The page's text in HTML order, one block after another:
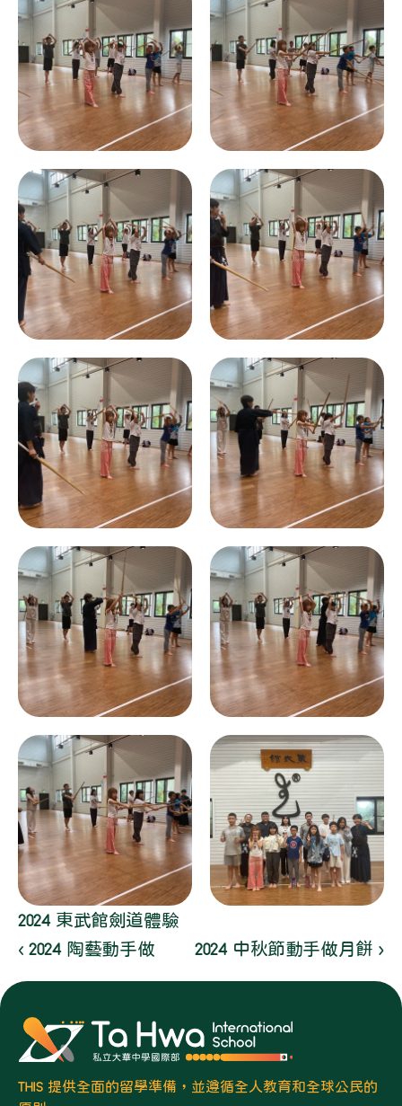
2024 東武館劍道體驗
‹ 2024 陶藝動手做
2024 中秋節動手做月餅 ›
THIS 提供全面的留學準備，並遵循全人教育和全球公民的